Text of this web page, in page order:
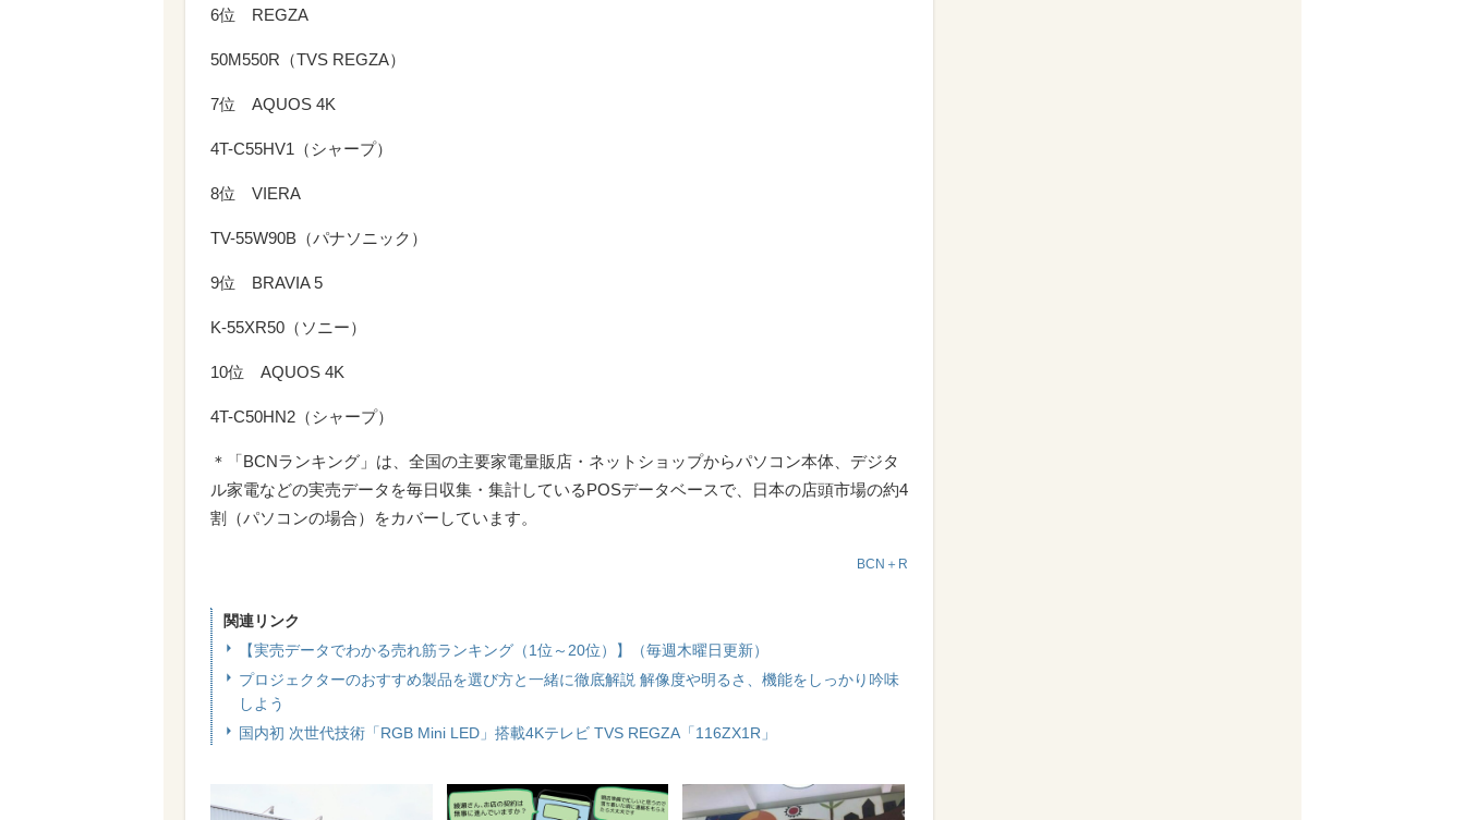
6位 REGZA
50M550R（TVS REGZA）
7位 AQUOS 4K
4T-C55HV1（シャープ）
8位 VIERA
TV-55W90B（パナソニック）
9位 BRAVIA 5
K-55XR50（ソニー）
10位 AQUOS 4K
4T-C50HN2（シャープ）
＊「BCNランキング」は、全国の主要家電量販店・ネットショップからパソコン本体、デジタ
ル家電などの実売データを毎日収集・集計しているPOSデータベースで、日本の店頭市場の約4
割（パソコンの場合）をカバーしています。
BCN＋R
関連リンク
【実売データでわかる売れ筋ランキング（1位～20位）】（毎週木曜日更新）
プロジェクターのおすすめ製品を選び方と一緒に徹底解説 解像度や明るさ、機能をしっかり吟味
しよう
国内初 次世代技術「RGB Mini LED」搭載4Kテレビ TVS REGZA「116ZX1R」